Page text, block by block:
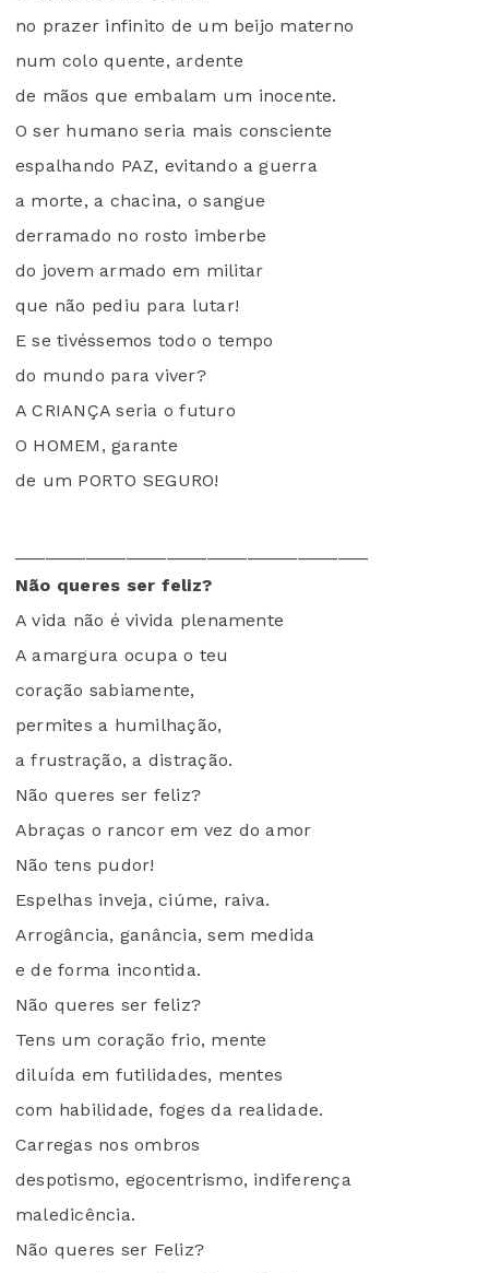
no prazer infinito de um beijo materno
num colo quente, ardente
de mãos que embalam um inocente.
O ser humano seria mais consciente
espalhando PAZ, evitando a guerra
a morte, a chacina, o sangue
derramado no rosto imberbe
do jovem armado em militar
que não pediu para lutar!
E se tivéssemos todo o tempo
do mundo para viver?
A CRIANÇA seria o futuro
O HOMEM, garante
de um PORTO SEGURO!
Não queres ser feliz?
A vida não é vivida plenamente
A amargura ocupa o teu
coração sabiamente,
permites a humilhação,
a frustração, a distração.
Não queres ser feliz?
Abraças o rancor em vez do amor
Não tens pudor!
Espelhas inveja, ciúme, raiva.
Arrogância, ganância, sem medida
e de forma incontida.
Não queres ser feliz?
Tens um coração frio, mente
diluída em futilidades, mentes
com habilidade, foges da realidade.
Carregas nos ombros
despotismo, egocentrismo, indiferença
maledicência.
Não queres ser Feliz?